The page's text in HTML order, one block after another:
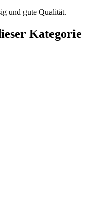
und gute Qualität.
Kategorie